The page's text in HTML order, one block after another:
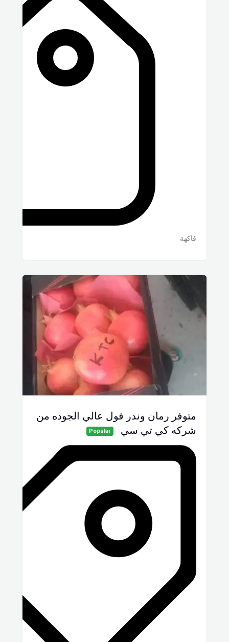
فاكهة
متوفر رمان وندر فول عالي الجوده من
شركه كي تي سي
Popular